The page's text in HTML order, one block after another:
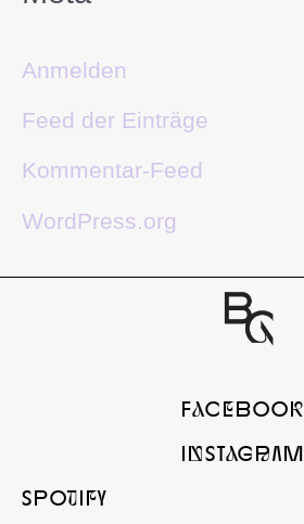
Anmelden
Feed der Einträge
Kommentar-Feed
WordPress.org
FaCeBOOk
InSTaGrAM
SPOtIfY